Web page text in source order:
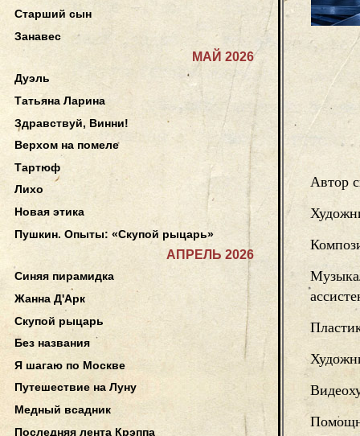
Автор
Старший сын
Занавес
МАЙ 2026
Дуэль
Татьяна Ларина
Здравствуй, Винни!
Верхом на помеле
Тартюф
Лихо
Новая этика
Пушкин. Опыты: «Скупой рыцарь»
АПРЕЛЬ 2026
Синяя пирамидка
Жанна Д'Арк
Скупой рыцарь
Без названия
Я шагаю по Москве
Путешествие на Луну
Медный всадник
Последняя лента Крэппа